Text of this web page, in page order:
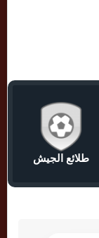
طلائع الجيش